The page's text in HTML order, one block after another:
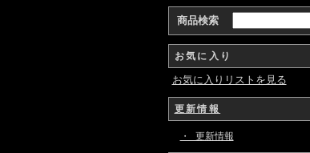
商品検索
お気に入り
お気に入りリストを見る
更新情報
・ 更新情報